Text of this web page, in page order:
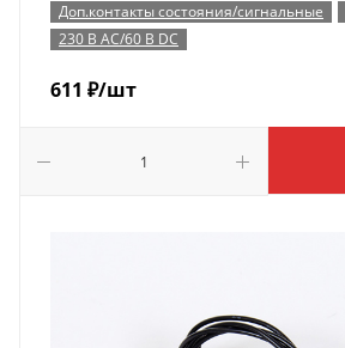
Доп.контакты состояния/сигнальные
230 В AC/60 В DC
611 ₽/шт